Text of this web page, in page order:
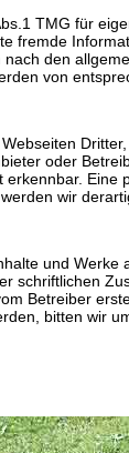
TMG für
fremde
den
von
oder
wir
und
schriftlichen
Betreiber
bitten wir